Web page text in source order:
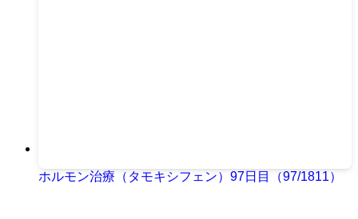
ホルモン治療（タモキシフェン）97日目（97/1811）